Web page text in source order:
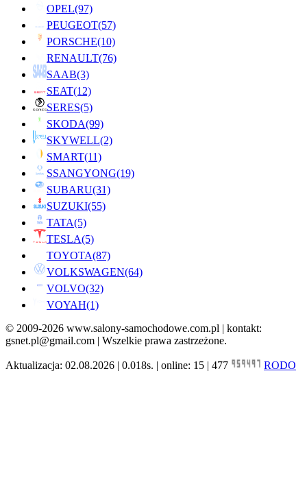
OPEL(97)
PEUGEOT(57)
PORSCHE(10)
RENAULT(76)
SAAB(3)
SEAT(12)
SERES(5)
SKODA(99)
SKYWELL(2)
SMART(11)
SSANGYONG(19)
SUBARU(31)
SUZUKI(55)
TATA(5)
TESLA(5)
TOYOTA(87)
VOLKSWAGEN(64)
VOLVO(32)
VOYAH(1)
© 2009-2026 www.salony-samochodowe.com.pl | kontakt:
gsnet.pl@gmail.com | Wszelkie prawa zastrzeżone.
Aktualizacja: 02.08.2026 | 0.018s. | online: 15 | 477 RODO